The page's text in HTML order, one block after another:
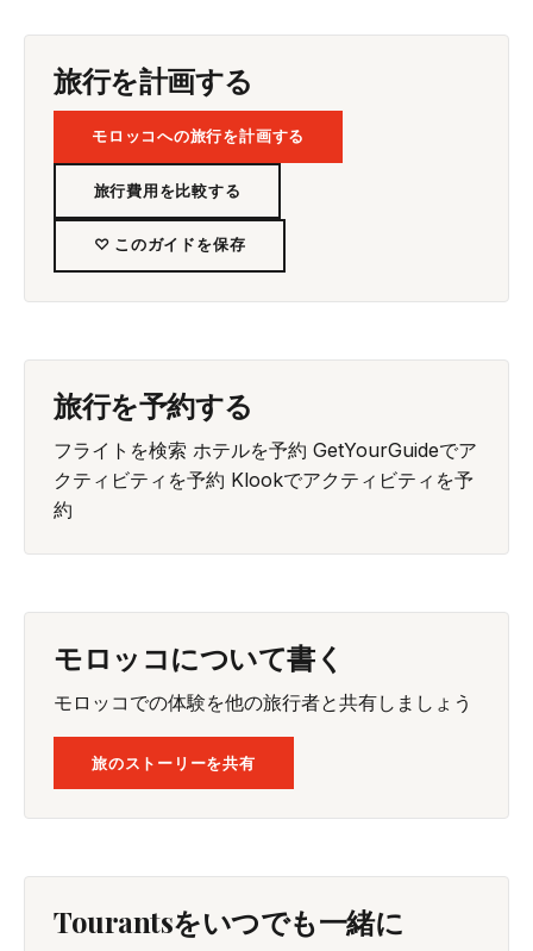
旅行を計画する
モロッコへの旅行を計画する
旅行費用を比較する
♡ このガイドを保存
旅行を予約する
フライトを検索 ホテルを予約 GetYourGuideでア
クティビティを予約 Klookでアクティビティを予
約
モロッコについて書く
モロッコでの体験を他の旅行者と共有しましょう
旅のストーリーを共有
Tourantsをいつでも一緒に